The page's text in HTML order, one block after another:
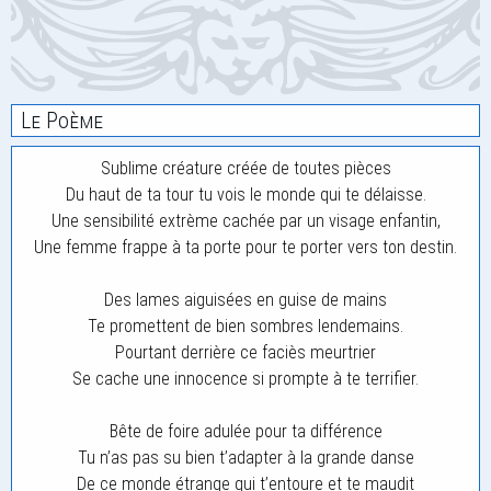
Le Poème
Sublime créature créée de toutes pièces
Du haut de ta tour tu vois le monde qui te délaisse.
Une sensibilité extrème cachée par un visage enfantin,
Une femme frappe à ta porte pour te porter vers ton destin.
Des lames aiguisées en guise de mains
Te promettent de bien sombres lendemains.
Pourtant derrière ce faciès meurtrier
Se cache une innocence si prompte à te terrifier.
Bête de foire adulée pour ta différence
Tu n’as pas su bien t’adapter à la grande danse
De ce monde étrange qui t’entoure et te maudit